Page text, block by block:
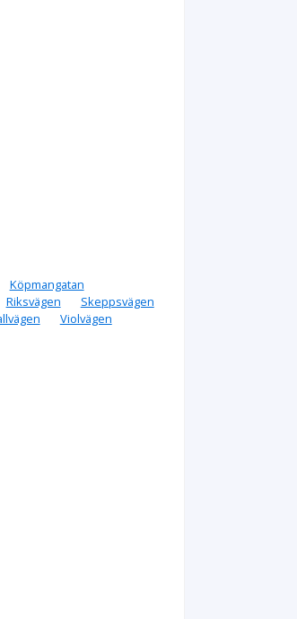
Köpmangatan
Riksvägen
Skeppsvägen
Violvägen